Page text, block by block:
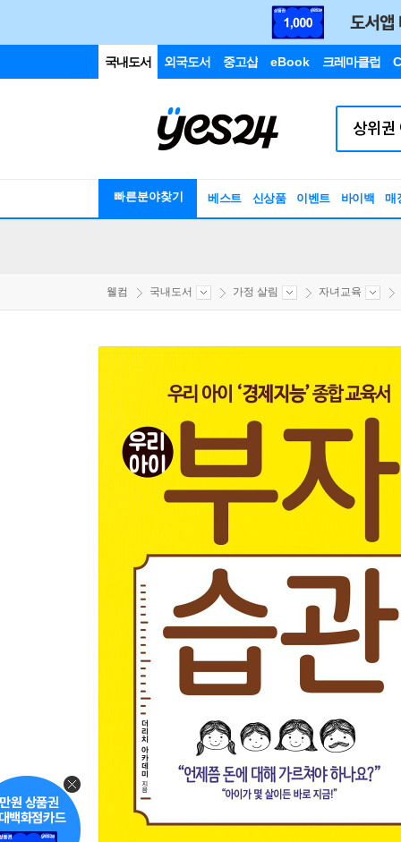
국내도서 외국도서 중고샵 eBook 크레마클럽
빠른분야찾기 베스트 신상품 이벤트 바이백 매
웰컴 국내도서 가정 살림 자녀교육